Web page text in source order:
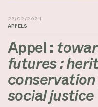
23/02/2024
APPELS
Appel :
futures :
social justice